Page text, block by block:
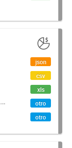
json
csv
xls
otro
otro